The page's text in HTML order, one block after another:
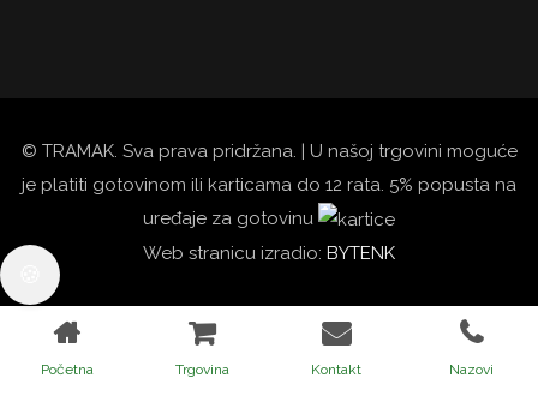
© TRAMAK. Sva prava pridržana. | U našoj trgovini moguće
je platiti gotovinom ili karticama do 12 rata. 5% popusta na
uređaje za gotovinu
Web stranicu izradio: BYTENK
Početna Trgovina Kontakt Nazovi